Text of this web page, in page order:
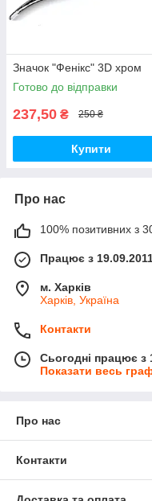
Значок "Фенікс" 3D хром
Готово до відправки
237,50 ₴ 250 ₴
Купити
Про нас
100% позитивних з
Працює з
м. Харків
Харків, Україна
Контакти
Сьогодні працює з
Показати весь
Про нас
Контакти